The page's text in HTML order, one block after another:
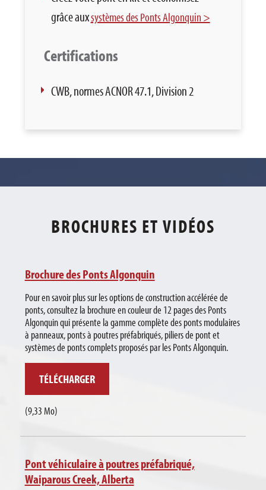
grâce auxsystèmes des Ponts Algonquin >
Certifications
CWB, normes ACNOR 47.1, Division 2
BROCHURES ET VIDÉOS
Brochure des Ponts Algonquin
Pour en savoir plus sur les options de construction accélérée de
ponts, consultez la brochure en couleur de 12 pages des Ponts
Algonquin qui présente la gamme complète des ponts modulaires
à panneaux, ponts à poutres préfabriqués, piliers de pont et
systèmes de ponts complets proposés par les Ponts Algonquin.
TÉLÉCHARGER
(9,33 Mo)
Pont véhiculaire à poutres préfabriqué,
Waiparous Creek, Alberta